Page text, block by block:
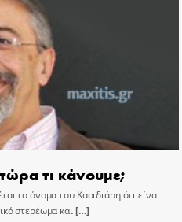
τι κάνουμε;
το όνομα του Κασιδιάρη ότι είναι
στερέωμα και[…]